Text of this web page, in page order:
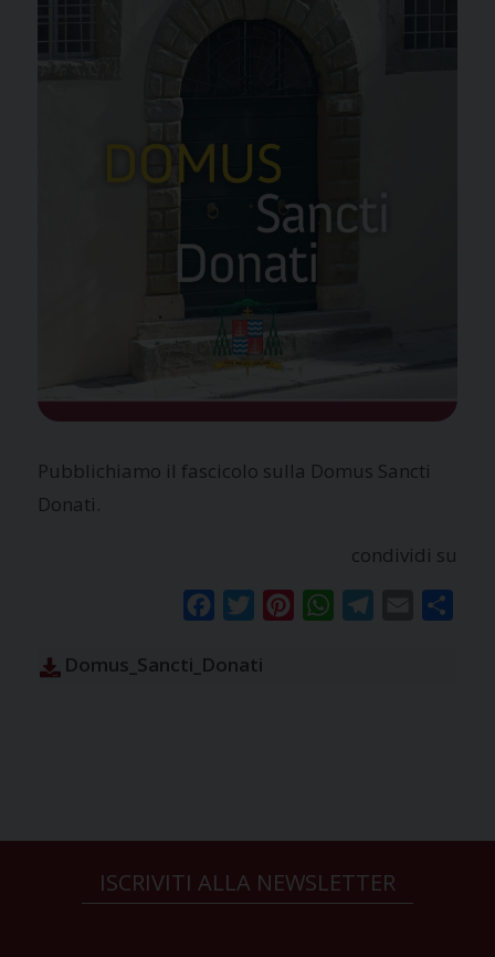
Pubblichiamo il fascicolo sulla Domus Sancti
Donati.
condividi su
FacebookTwitterPinterestWhatsAppTelegram
Email
Domus_Sancti_Donati
ISCRIVITI ALLA NEWSLETTER